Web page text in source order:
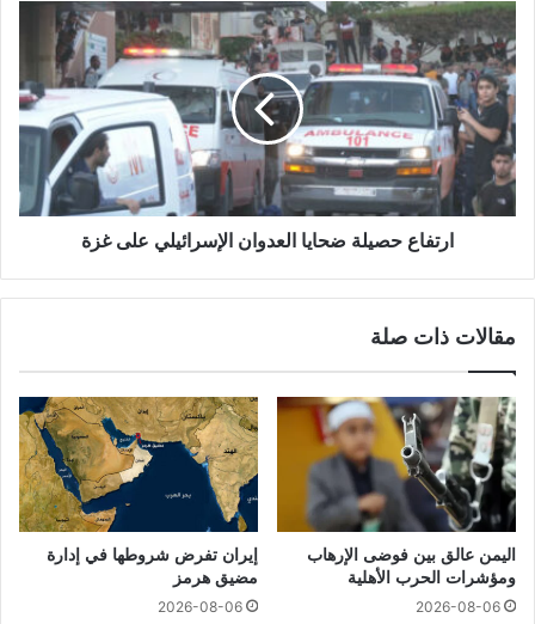
ارتفاع حصيلة ضحايا العدوان الإسرائيلي على غزة
مقالات ذات صلة
اليمن عالق بين فوضى الإرهاب
ومؤشرات الحرب الأهلية
2026-08-06
إيران تفرض شروطها في إدارة
مضيق هرمز
2026-08-06